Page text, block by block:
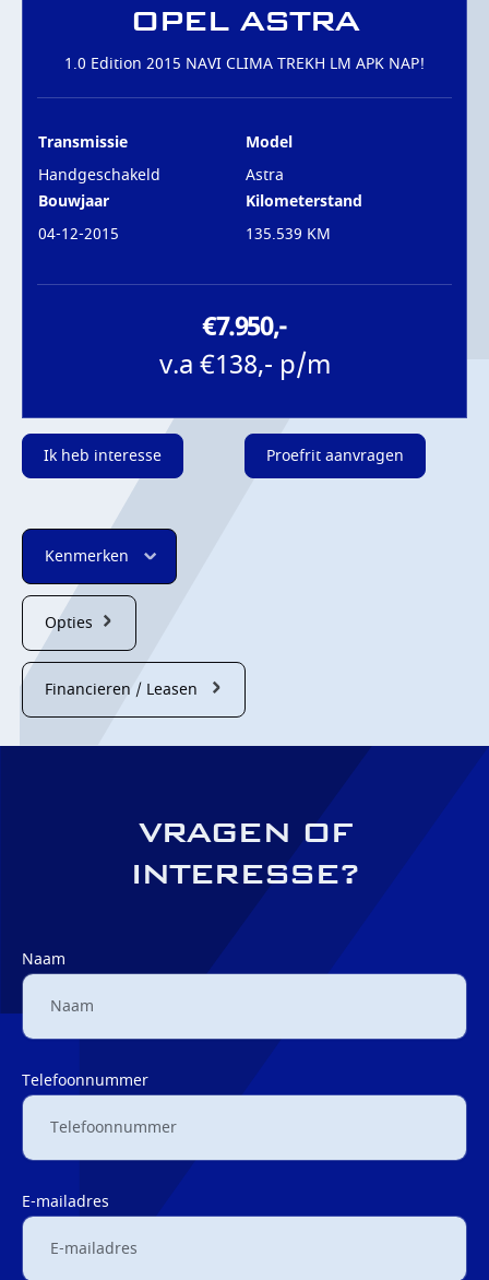
OPEL ASTRA
1.0 Edition 2015 NAVI CLIMA TREKH LM APK NAP!
Transmissie
Handgeschakeld
Model
Astra
Bouwjaar
04-12-2015
Kilometerstand
135.539 KM
€7.950,-
v.a €138,- p/m
Ik heb interesse Proefrit aanvragen
Kenmerken
Opties
Financieren / Leasen
VRAGEN OF
INTERESSE?
Naam
Telefoonnummer
E-mailadres